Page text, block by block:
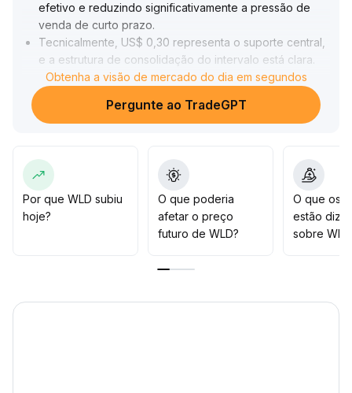
efetivo e reduzindo significativamente a pressão de
venda de curto prazo.
Tecnicalmente, US$ 0,30 representa o suporte central,
e a estrutura de consolidação do intervalo está clara
No curto prazo, o preço é impulsionado por riscos
macroeconômicos, com expectativa de oscilação entre
US$ 0,30 e US$ 0,33 .
considerar uma entrada gradual; se perdido, é
necessário controlar rigorosamente o risco
O valor de alocação de médio e longo prazo depende
da participação institucional futura e da recuperação da
Obtenha a visão de mercado do dia em segundos
Pergunte ao TradeGPT
Por que WLD subiu
hoje?
O que poderia
afetar o preço
futuro de WLD?
O que os
estão
sobre